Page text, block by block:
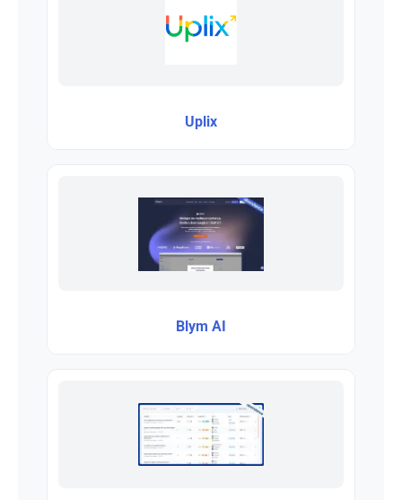
Uplix
Blym AI